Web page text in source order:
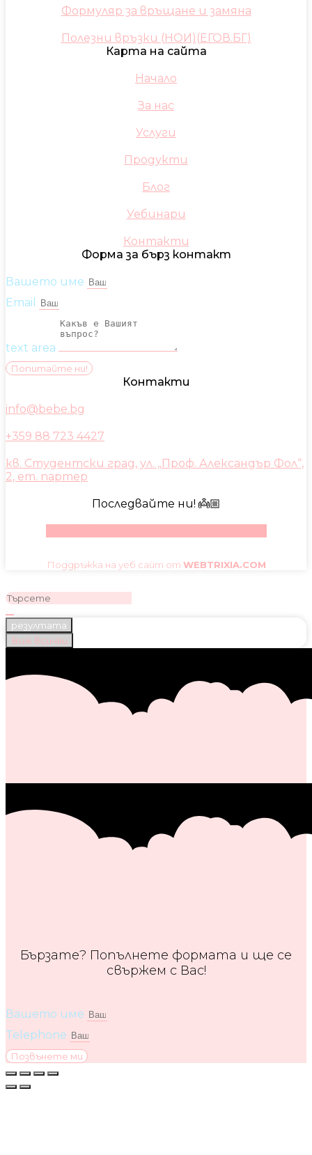
Формуляр за връщане и замяна
Полезни връзки (НОИ)(ЕГОВ.БГ)
Карта на сайта
Начало
За нас
Услуги
Продукти
Блог
Уебинари
Контакти
Форма за бърз контакт
Вашето име
Email
text area
Попитайте ни!
Контакти
info@bebe.bg
+359 88 723 4427
кв. Студентски град, ул. „Проф. Александър Фол“,
2, ет. партер
Последвайте ни! 👼🏼
Поддръжка на уеб сайт от WEBTRIXIA.COM
резултата
Виж всички
Бързате? Попълнете формата и ще се
свържем с Вас!
Вашето име
Telephone
Позвънете ми